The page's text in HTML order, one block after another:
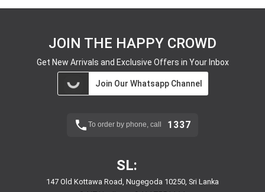
JOIN THE HAPPY CROWD
Get New Arrivals and Exclusive Offers in Your Inbox
Join Our Whatsapp Channel
To order by phone, call 1337
SL:
147 Old Kottawa Road, Nugegoda 10250, Sri Lanka